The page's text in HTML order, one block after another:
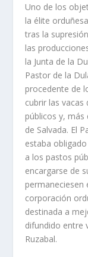
Uno de los
la élite
tras la
las
la Junta de la
Pastor de la
procedente de
cubrir las
públicos y,
de Salvada. El
estaba
a los pastos
encargarse de
corporación
destinada a
difundido entre
Ruzabal.